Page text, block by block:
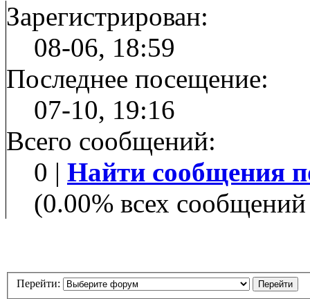
Зарегистрирован:
08-06, 18:59
Последнее посещение:
07-10, 19:16
Всего сообщений:
0 | Найти сообщения
(0.00% всех
Перейти: